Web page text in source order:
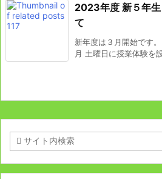
2023年度 新５年
て
新年度は３月開始です
月 土曜日に授業体験を